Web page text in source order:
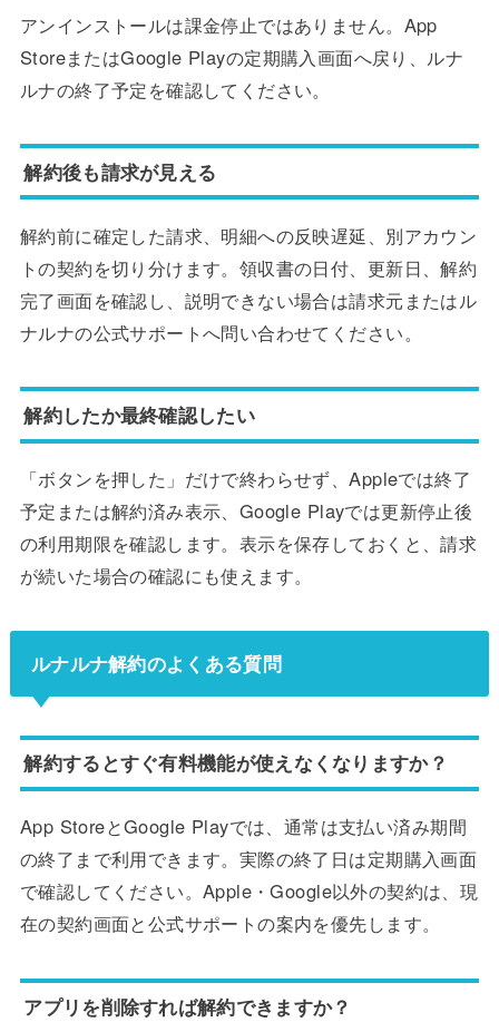
アンインストールは課金停止ではありません。App
StoreまたはGoogle Playの定期購入画面へ戻り、ルナ
ルナの終了予定を確認してください。
解約後も請求が見える
解約前に確定した請求、明細への反映遅延、別アカウン
トの契約を切り分けます。領収書の日付、更新日、解約
完了画面を確認し、説明できない場合は請求元またはル
ナルナの公式サポートへ問い合わせてください。
解約したか最終確認したい
「ボタンを押した」だけで終わらせず、Appleでは終了
予定または解約済み表示、Google Playでは更新停止後
の利用期限を確認します。表示を保存しておくと、請求
が続いた場合の確認にも使えます。
ルナルナ解約のよくある質問
解約するとすぐ有料機能が使えなくなりますか？
App StoreとGoogle Playでは、通常は支払い済み期間
の終了まで利用できます。実際の終了日は定期購入画面
で確認してください。Apple・Google以外の契約は、現
在の契約画面と公式サポートの案内を優先します。
アプリを削除すれば解約できますか？